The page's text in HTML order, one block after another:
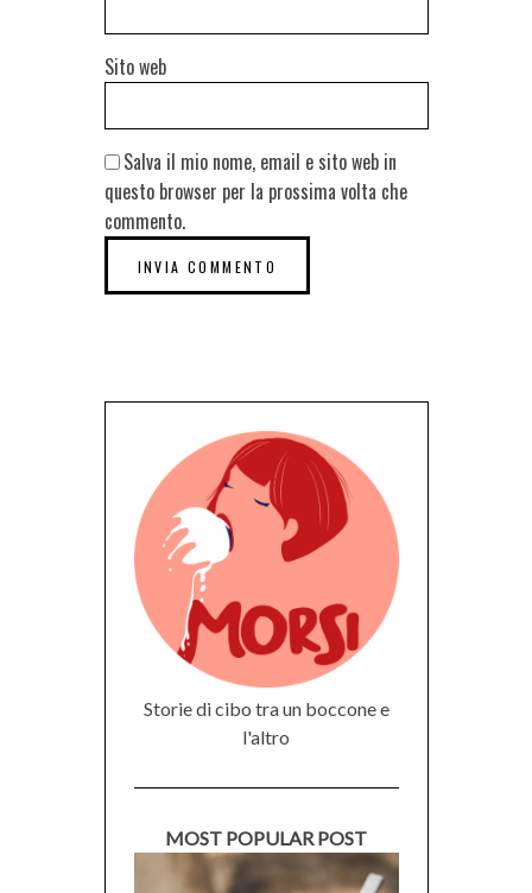
Sito web
Salva il mio nome, email e sito web in
questo browser per la prossima volta che
commento.
Storie di cibo tra un boccone e
l'altro
MOST POPULAR POST